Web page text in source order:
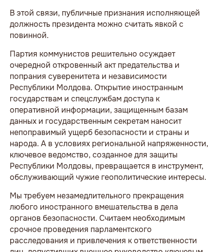
В этой связи, публичные признания исполняющей
должность президента можно считать явкой с
повинной.
Партия коммунистов решительно осуждает
очередной откровенный акт предательства и
попрания суверенитета и независимости
Республики Молдова. Открытие иностранным
государствам и спецслужбам доступа к
оперативной информации, защищенным базам
данных и государственным секретам наносит
непоправимый ущерб безопасности и страны и
народа. А в условиях региональной напряженности,
ключевое ведомство, созданное для защиты
Республики Молдовы, превращается в инструмент,
обслуживающий чужие геополитические интересы.
Мы требуем незамедлительного прекращения
любого иностранного вмешательства в дела
органов безопасности. Считаем необходимым
срочное проведения парламентского
расследования и привлечения к ответственности